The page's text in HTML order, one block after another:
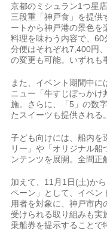
京都のミシュラン1つ星
三段重「神戸食」を提供
ートから神戸港の景色を
料理を味わう内容で、
分便はそれぞれ7,400円
の変更も可能。いずれも
また、イベント期間中に
ニュー「牛すじぼっか
施。さらに、「5」の数
たスイーツも提供される。
子ども向けには、船内を
リー」や「オリジナル
ンテンツを展開。全問正
加えて、11月1日(土)か
ペーン」として、イベン
用者を対象に、神戸市内
受けられる取り組みも実
乗船券を提示することで